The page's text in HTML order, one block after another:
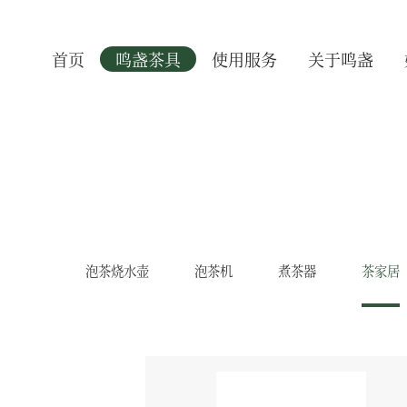
首页 鸣盏茶具 使用服务 关于鸣盏
泡茶烧水壶 泡茶机 煮茶器 茶家居